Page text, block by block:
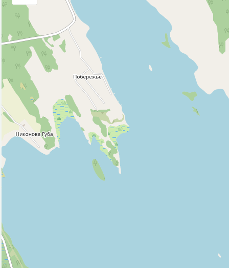
Инфраструктура
Магазин (3)
Исторические объекты
Природные объекты